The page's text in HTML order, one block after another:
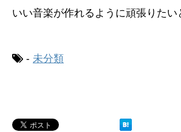
いい音楽が作れるように頑張りたい
- 未分類